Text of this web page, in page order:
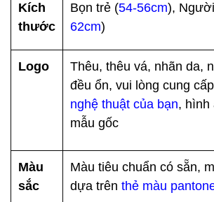
Kích
thước
Bọn trẻ (54-56cm),
62cm)
Logo
Thêu, thêu vá, nhãn da,
đều ổn, vui lòng cung
nghệ thuật của bạn, hình
mẫu gốc
Màu
sắc
Màu tiêu chuẩn có sẵn,
dựa trênthẻ màu